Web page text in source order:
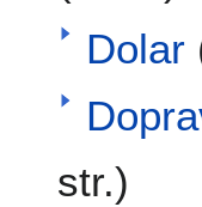
Dolar
str.)